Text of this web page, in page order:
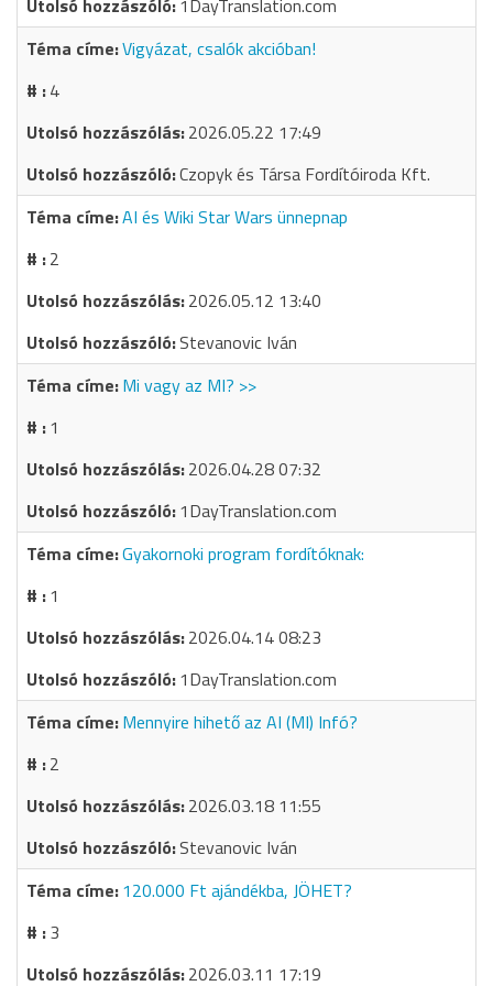
1DayTranslation.com
Vigyázat, csalók akcióban!
4
2026.05.22 17:49
Czopyk és Társa Fordítóiroda Kft.
AI és Wiki Star Wars ünnepnap
2
2026.05.12 13:40
Stevanovic Iván
Mi vagy az MI? >>
1
2026.04.28 07:32
1DayTranslation.com
Gyakornoki program fordítóknak:
1
2026.04.14 08:23
1DayTranslation.com
Mennyire hihető az AI (MI) Infó?
2
2026.03.18 11:55
Stevanovic Iván
120.000 Ft ajándékba, JÖHET?
3
2026.03.11 17:19